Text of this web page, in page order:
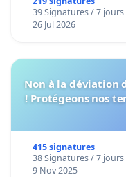
39 Signatures / 7 jours
26 Jul 2026
Non à la déviation
! Protégeons nos
415 signatures
38 Signatures / 7 jours
9 Nov 2025